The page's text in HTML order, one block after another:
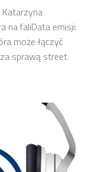
na faliData emisji:
może łączyć
sprawą street